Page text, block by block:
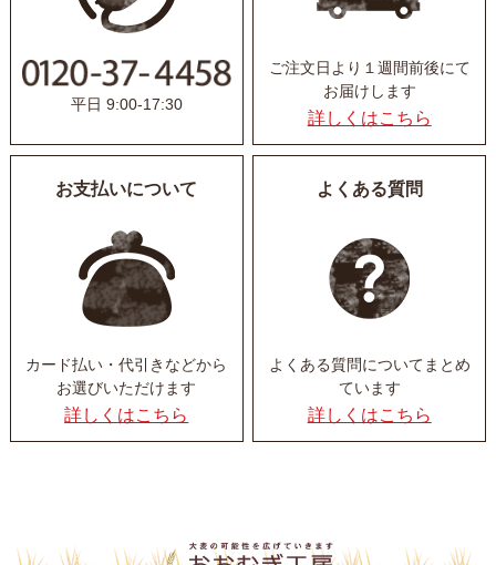
平日 9:00-17:30
ご注文日より１週間前後にて
お届けします
詳しくはこちら
お支払いについて
カード払い・代引きなどから
お選びいただけます
詳しくはこちら
よくある質問
よくある質問について まとめ
ています
詳しくはこちら